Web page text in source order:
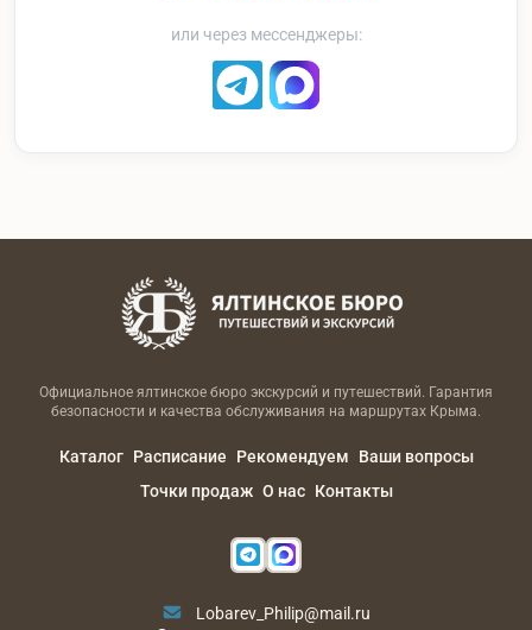
или через мессенджеры:
Официальное ялтинское бюро экскурсий и путешествий. Гарантия
безопасности и качества обслуживания на маршрутах Крыма.
Каталог Расписание Рекомендуем
Ваши вопросы
Точки продаж О нас Контакты
Lobarev_Philip@mail.ru